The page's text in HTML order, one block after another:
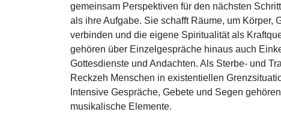
gemeinsam Perspektiven für den nächsten
als ihre Aufgabe. Sie schafft Räume, um Körper,
verbinden und die eigene Spiritualität als
gehören über Einzelgespräche hinaus auch
Gottesdienste und Andachten. Als Sterbe- und
Reckzeh Menschen in existentiellen
Intensive Gespräche, Gebete und Segen
musikalische Elemente.